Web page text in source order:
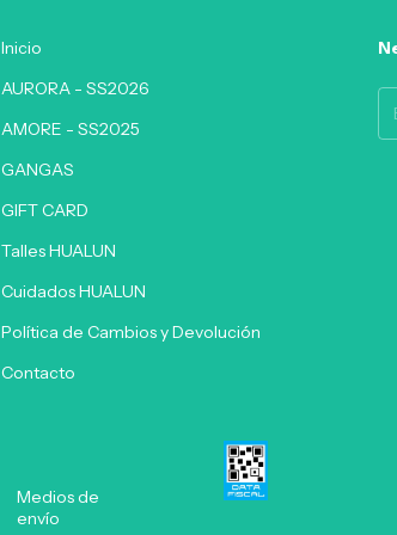
Inicio
AURORA - SS2026
AMORE - SS2025
GANGAS
GIFT CARD
Talles HUALUN
Cuidados HUALUN
Política de Cambios y Devolución
Contacto
Medios de
envío